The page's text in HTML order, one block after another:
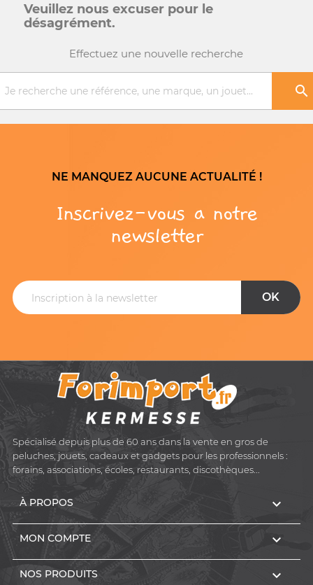
Veuillez nous excuser pour le
désagrément.
Effectuez une nouvelle recherche

NE MANQUEZ AUCUNE ACTUALITÉ !
Inscrivez-vous a notre
newsletter
Spécialisé depuis plus de 60 ans dans la vente en gros de
peluches, jouets, cadeaux et gadgets pour les professionnels :
forains, associations, écoles, restaurants, discothèques...
À PROPOS 
MON COMPTE 
NOS PRODUITS 